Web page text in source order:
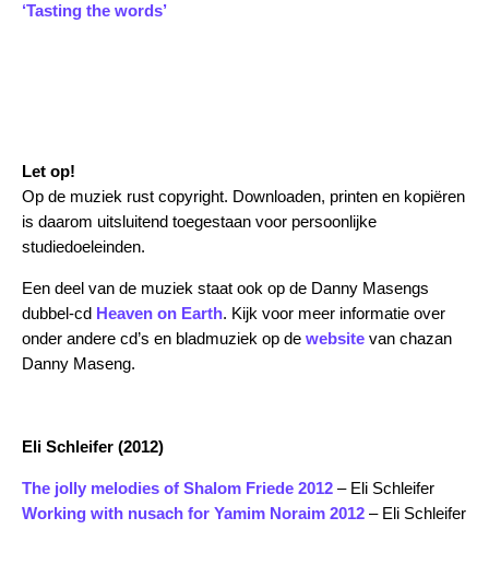
‘Tasting the words’
Let op!
Op de muziek rust copyright. Downloaden, printen en kopiëren
is daarom uitsluitend toegestaan voor persoonlijke
studiedoeleinden.
Een deel van de muziek staat ook op de Danny Masengs
dubbel-cd Heaven on Earth. Kijk voor meer informatie over
onder andere cd’s en bladmuziek op de website van chazan
Danny Maseng.
Eli Schleifer (2012)
The jolly melodies of Shalom Friede 2012 – Eli Schleifer
Working with nusach for Yamim Noraim 2012 – Eli Schleifer